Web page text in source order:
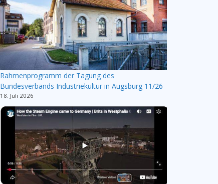
Rahmenprogramm der Tagung des
Bundesverbands Industriekultur in Augsburg 11/26
18. Juli 2026